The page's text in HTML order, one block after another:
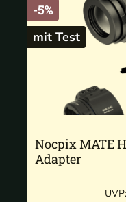
-5%
mit Test
Nocpix MATE
Adapter
UVP: